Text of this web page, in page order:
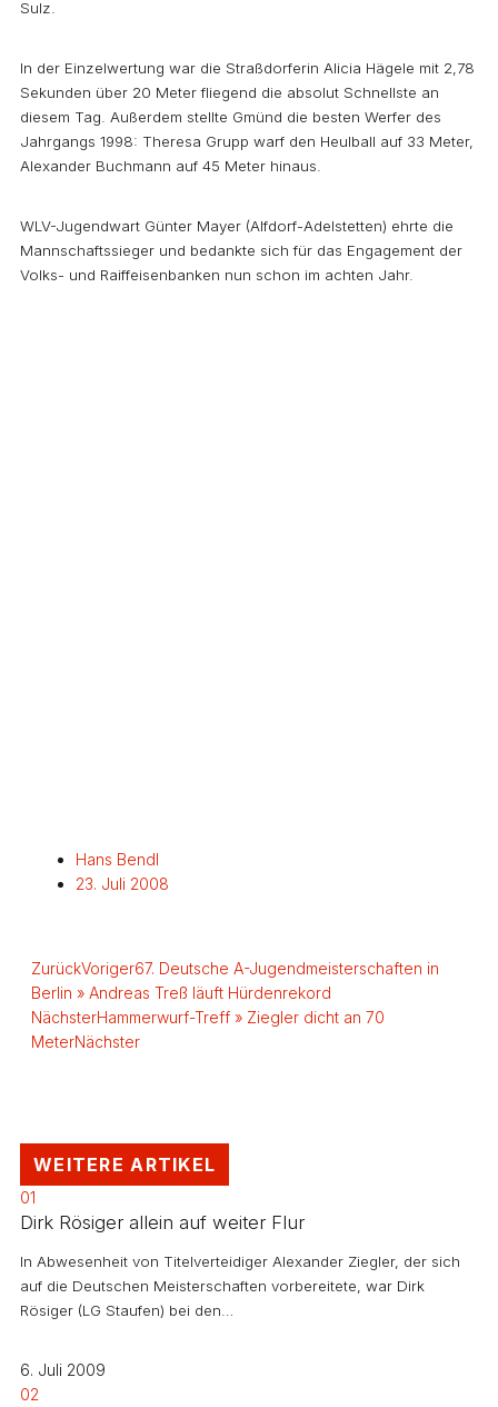
Sulz.
In der Einzelwertung war die Straßdorferin Alicia Hägele mit 2,78
Sekunden über 20 Meter fliegend die absolut Schnellste an
diesem Tag. Außerdem stellte Gmünd die besten Werfer des
Jahrgangs 1998: Theresa Grupp warf den Heulball auf 33 Meter,
Alexander Buchmann auf 45 Meter hinaus.
WLV-Jugendwart Günter Mayer (Alfdorf-Adelstetten) ehrte die
Mannschaftssieger und bedankte sich für das Engagement der
Volks- und Raiffeisenbanken nun schon im achten Jahr.
Hans Bendl
23. Juli 2008
ZurückVoriger67. Deutsche A-Jugendmeisterschaften in
Berlin » Andreas Treß läuft Hürdenrekord
NächsterHammerwurf-Treff » Ziegler dicht an 70
MeterNächster
WEITERE ARTIKEL
01
Dirk Rösiger allein auf weiter Flur
In Abwesenheit von Titelverteidiger Alexander Ziegler, der sich
auf die Deutschen Meisterschaften vorbereitete, war Dirk
Rösiger (LG Staufen) bei den…
6. Juli 2009
02